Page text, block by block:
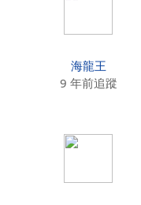
海龍王
9 年前追蹤